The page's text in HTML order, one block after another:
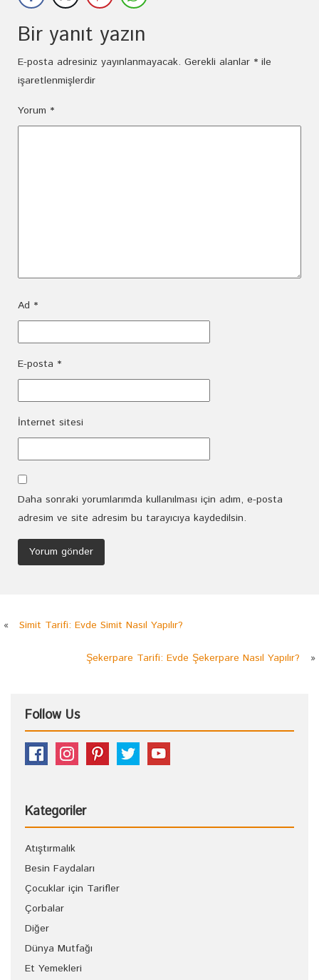
Bir yanıt yazın
E-posta adresiniz yayınlanmayacak. Gerekli alanlar * ile
işaretlenmişlerdir
Yorum *
Ad *
E-posta *
İnternet sitesi
Daha sonraki yorumlarımda kullanılması için adım, e-posta
adresim ve site adresim bu tarayıcıya kaydedilsin.
« Simit Tarifi: Evde Simit Nasıl Yapılır?
Şekerpare Tarifi: Evde Şekerpare Nasıl Yapılır? »
Follow Us
Kategoriler
Atıştırmalık
Besin Faydaları
Çocuklar için Tarifler
Çorbalar
Diğer
Dünya Mutfağı
Et Yemekleri